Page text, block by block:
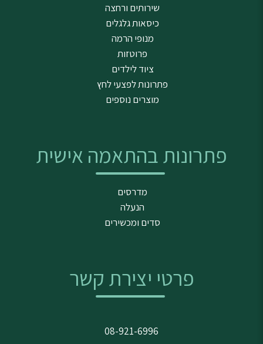
שירותים ורחצה
כיסאות גלגלים
מנופי הרמה
פרוטזות
ציוד לילדים
פתרונות לפצעי לחץ
מוצרים נוספים
פתרונות בהתאמה אישית
מדרסים
הנעלה
סדים ומכשירים
פרטי יצירת קשר
08-921-6996